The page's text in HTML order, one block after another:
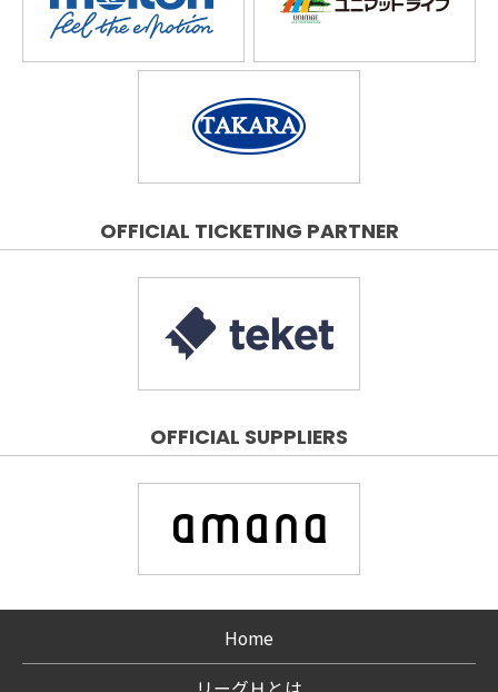
OFFICIAL TICKETING PARTNER
OFFICIAL SUPPLIERS
Home